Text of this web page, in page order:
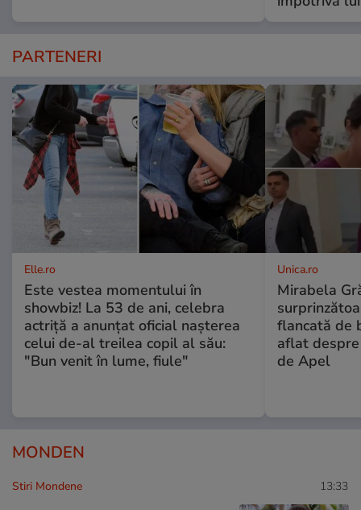
PARTENERI
Elle.ro
Este vestea momentului în
showbiz! La 53 de ani, celebra
actriță a anunțat oficial nașterea
celui de-al treilea copil al său:
"Bun venit în lume, fiule"
Unica.ro
Mirabela
flancată de
aflat
de Apel
MONDEN
Stiri Mondene 13:33